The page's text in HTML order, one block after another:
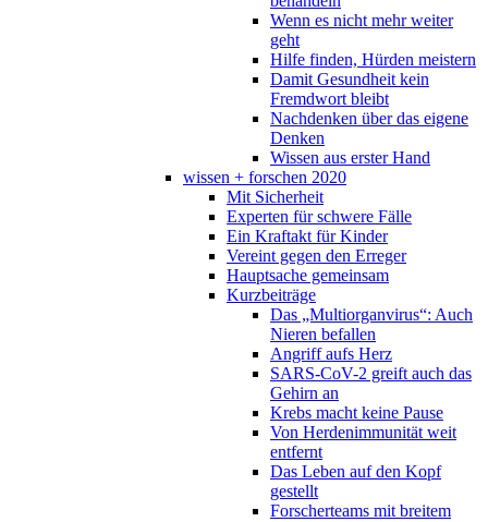
Wenn es nicht mehr weiter
geht
Hilfe finden, Hürden meistern
Damit Gesundheit kein
Fremdwort bleibt
Nachdenken über das eigene
Denken
Wissen aus erster Hand
wissen + forschen 2020
Mit Sicherheit
Experten für schwere Fälle
Ein Kraftakt für Kinder
Vereint gegen den Erreger
Hauptsache gemeinsam
Kurzbeiträge
Das „Multiorganvirus“: Auch
Nieren befallen
Angriff aufs Herz
SARS-CoV-2 greift auch das
Gehirn an
Krebs macht keine Pause
Von Herdenimmunität weit
entfernt
Das Leben auf den Kopf
gestellt
Forscherteams mit breitem